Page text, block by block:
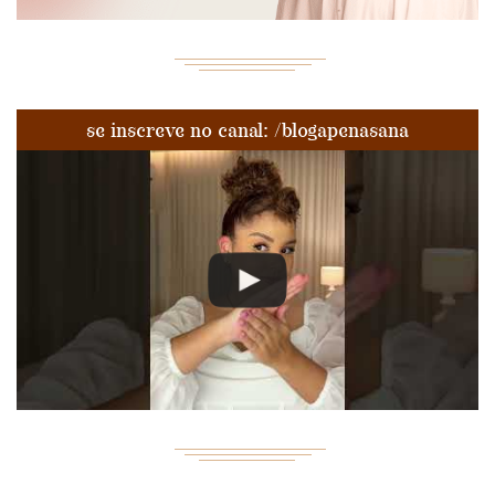
se inscreve no canal: /blogapenasana